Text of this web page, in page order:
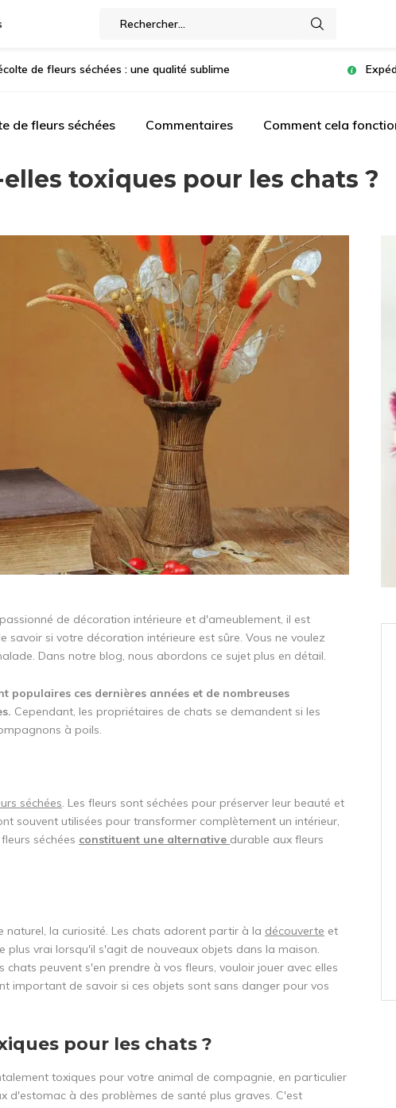
de fleurs séchées : une qualité sublime
de fleurs séchées Commentaires Comment cela
toxiques pour les chats ?
de décoration intérieure et d'ameublement, il est
si votre décoration intérieure est sûre. Vous ne voulez
Dans notre blog, nous abordons ce sujet plus en détail.
populaires ces dernières années et de nombreuses
Cependant, les propriétaires de chats se demandent si les
à poils.
séchées. Les fleurs sont séchées pour préserver leur beauté et
souvent utilisées pour transformer complètement un intérieur,
séchées constituent une alternative durable aux fleurs
la curiosité. Les chats adorent partir à la découverte et
vrai lorsqu'il s'agit de nouveaux objets dans la maison.
chats peuvent s'en prendre à vos fleurs, vouloir jouer avec elles
important de savoir si ces objets sont sans danger pour vos
pour les chats ?
toxiques pour votre animal de compagnie, en particulier
d'estomac à des problèmes de santé plus graves. C'est